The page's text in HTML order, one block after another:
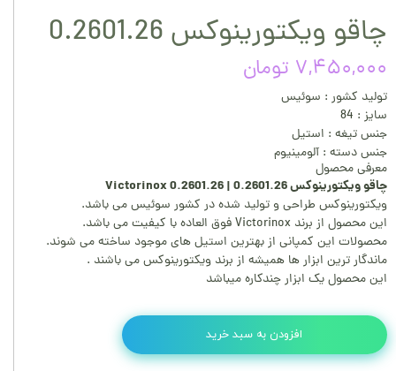
چاقو ویکتورینوکس 0.2601.26
۷,۴۵۰,۰۰۰ تومان
تولید کشور : سوئیس
سایز : 84
جنس تیغه : استیل
جنس دسته : آلومینیوم
معرفی محصول
چاقو ویکتورینوکس 0.2601.26 | Victorinox 0.2601.26
ویکتورینوکس طراحی و تولید شده در کشور سوئیس می باشد.
این محصول از برند Victorinox فوق العاده با کیفیت می باشد.
محصولات این کمپانی از بهترین استیل های موجود ساخته می شوند.
ماندگار ترین ابزار ها همیشه از برند ویکتورینوکس می باشند .
این محصول یک ابزار چندکاره میباشد
افزودن به سبد خرید